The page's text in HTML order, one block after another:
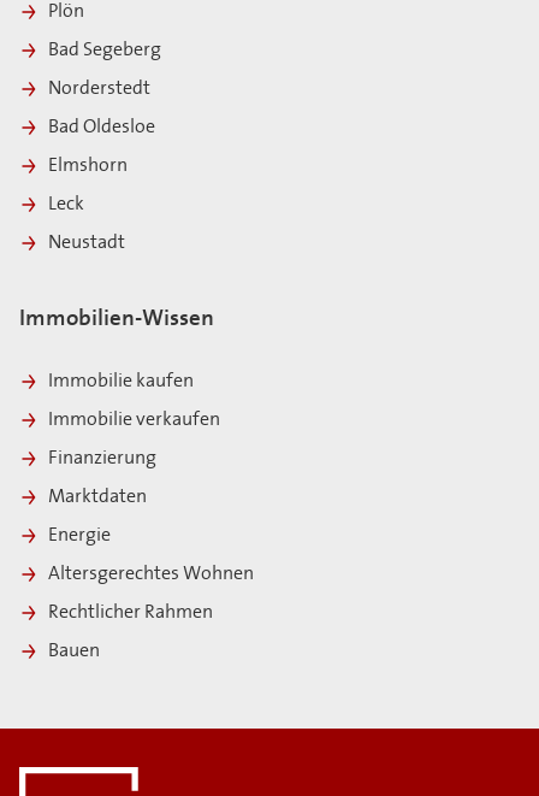
Plön
Bad Segeberg
Norderstedt
Bad Oldesloe
Elmshorn
Leck
Neustadt
Immobilien-Wissen
Immobilie kaufen
Immobilie verkaufen
Finanzierung
Marktdaten
Energie
Altersgerechtes Wohnen
Rechtlicher Rahmen
Bauen